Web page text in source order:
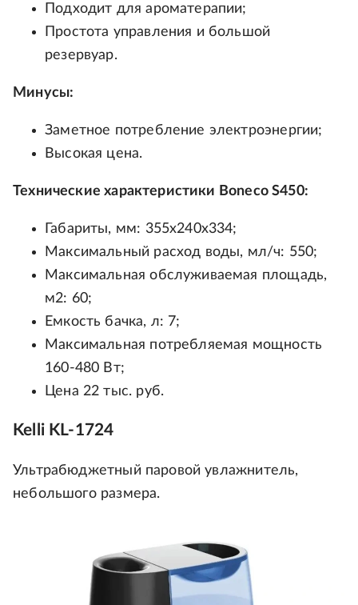
Подходит для ароматерапии;
Простота управления и большой
резервуар.
Минусы:
Заметное потребление электроэнергии;
Высокая цена.
Технические характеристики Boneco S450:
Габариты, мм: 355x240x334;
Максимальный расход воды, мл/ч: 550;
Максимальная обслуживаемая площадь,
м2: 60;
Емкость бачка, л: 7;
Максимальная потребляемая мощность
160-480 Вт;
Цена 22 тыс. руб.
Kelli KL-1724
Ультрабюджетный паровой увлажнитель,
небольшого размера.